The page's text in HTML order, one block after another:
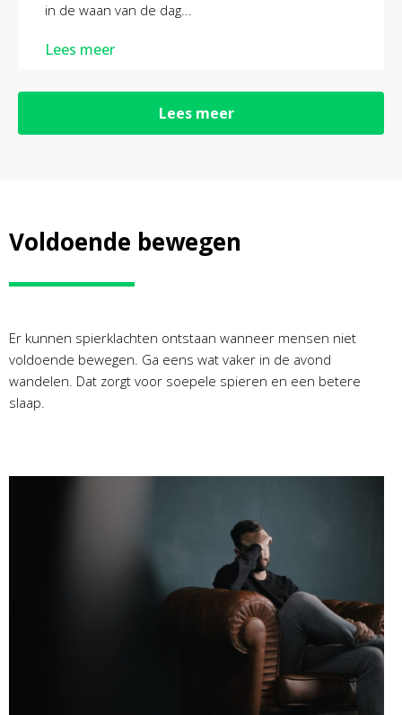
in de waan van de dag...
Lees meer
Lees meer
Voldoende bewegen
Er kunnen spierklachten ontstaan wanneer mensen niet
voldoende bewegen. Ga eens wat vaker in de avond
wandelen. Dat zorgt voor soepele spieren en een betere
slaap.